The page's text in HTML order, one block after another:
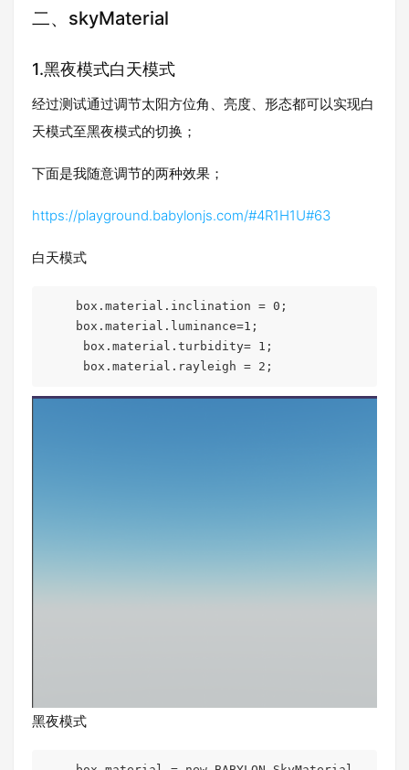
二、skyMaterial
1.黑夜模式白天模式
经过测试通过调节太阳方位角、亮度、形态都可以实现白
天模式至黑夜模式的切换；
下面是我随意调节的两种效果；
https://playground.babylonjs.com/#4R1H1U#63
白天模式
     box.material.rayleigh = 2;
黑夜模式